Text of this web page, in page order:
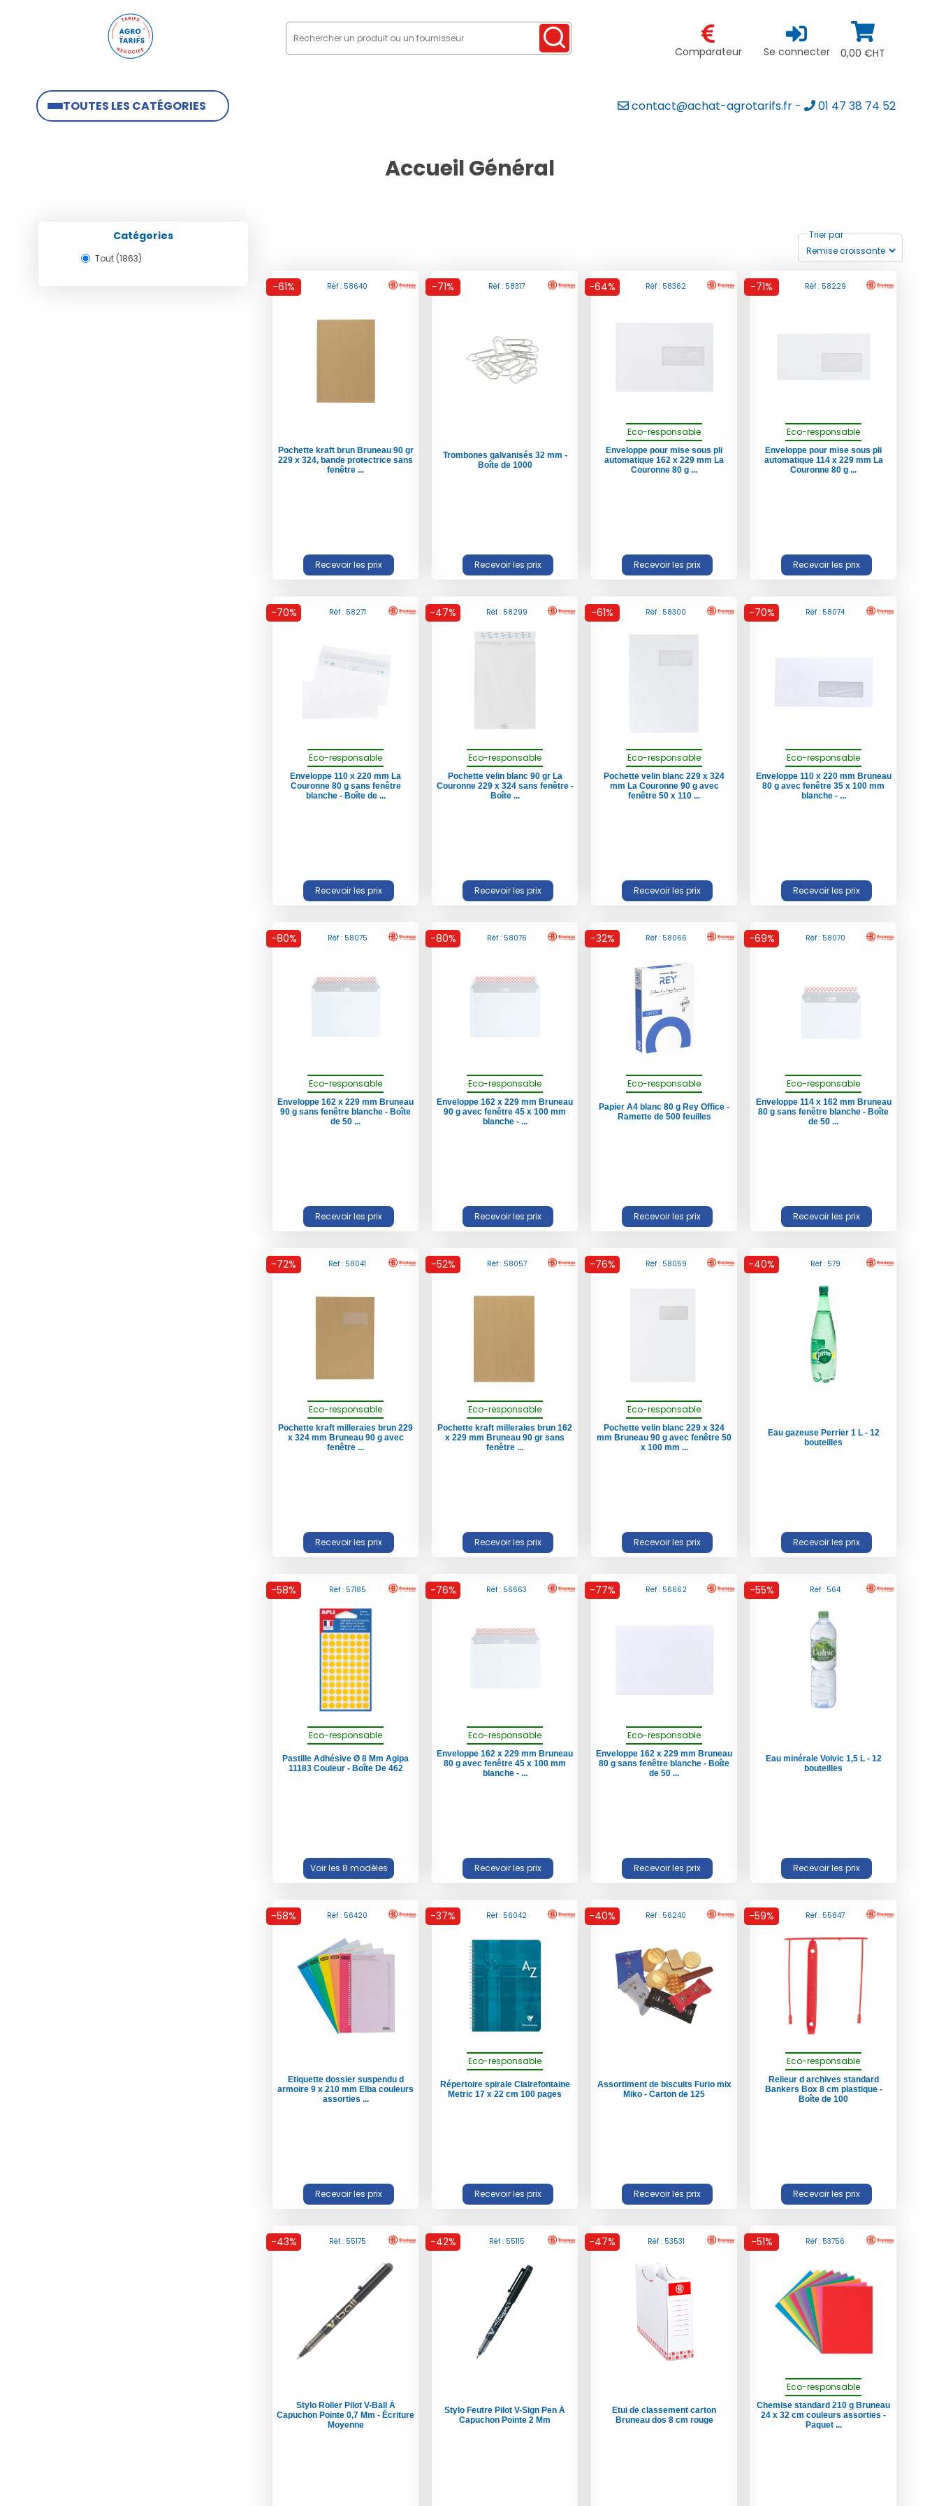
Comparateur Se connecter 0,00 €HT
TOUTES LES CATÉGORIES contact@achat-agrotarifs.fr - 01 47 38 74 52
Accueil Général
Catégories
Tout (1863)
Trier par
-61% Réf : 58640
Pochette kraft brun Bruneau 90 gr
229 x 324, bande protectrice sans
fenêtre ...
-71% Réf : 58317
Trombones galvanisés 32 mm -
Boîte de 1000
-64% Réf : 58362
Eco-responsable
Enveloppe pour mise sous pli
automatique 162 x 229 mm La
Couronne 80 g ...
-71% Réf : 58229
Eco-responsable
Enveloppe pour mise sous pli
automatique 114 x 229 mm La
Couronne 80 g ...
-70% Réf : 58271
Eco-responsable
Enveloppe 110 x 220 mm La
Couronne 80 g sans fenêtre
blanche - Boîte de ...
-47% Réf : 58299
Eco-responsable
Pochette velin blanc 90 gr La
Couronne 229 x 324 sans fenêtre -
Boîte ...
-61% Réf : 58300
Eco-responsable
Pochette velin blanc 229 x 324
mm La Couronne 90 g avec
fenêtre 50 x 110 ...
-70% Réf : 58074
Eco-responsable
Enveloppe 110 x 220 mm Bruneau
80 g avec fenêtre 35 x 100 mm
blanche - ...
-80% Réf : 58075
Eco-responsable
Enveloppe 162 x 229 mm Bruneau
90 g sans fenêtre blanche - Boîte
de 50 ...
-80% Réf : 58076
Eco-responsable
Enveloppe 162 x 229 mm Bruneau
90 g avec fenêtre 45 x 100 mm
blanche - ...
-32% Réf : 58066
Eco-responsable
Papier A4 blanc 80 g Rey Office -
Ramette de 500 feuilles
-69% Réf : 58070
Eco-responsable
Enveloppe 114 x 162 mm Bruneau
80 g sans fenêtre blanche - Boîte
de 50 ...
-72% Réf : 58041
Eco-responsable
Pochette kraft milleraies brun 229
x 324 mm Bruneau 90 g avec
fenêtre ...
-52% Réf : 58057
Eco-responsable
Pochette kraft milleraies brun 162
x 229 mm Bruneau 90 gr sans
fenêtre ...
-76% Réf : 58059
Eco-responsable
Pochette velin blanc 229 x 324
mm Bruneau 90 g avec fenêtre 50
x 100 mm ...
-40% Réf : 579
Eau gazeuse Perrier 1 L - 12
bouteilles
-58% Réf : 57185
Eco-responsable
Pastille Adhésive Ø 8 Mm Agipa
11183 Couleur - Boîte De 462
-76% Réf : 56663
Eco-responsable
Enveloppe 162 x 229 mm Bruneau
80 g avec fenêtre 45 x 100 mm
blanche - ...
-77% Réf : 56662
Eco-responsable
Enveloppe 162 x 229 mm Bruneau
80 g sans fenêtre blanche - Boîte
de 50 ...
-55% Réf : 564
Eau minérale Volvic 1,5 L - 12
bouteilles
-58% Réf : 56420
Etiquette dossier suspendu d
armoire 9 x 210 mm Elba couleurs
assorties ...
-37% Réf : 56042
Eco-responsable
Répertoire spirale Clairefontaine
Metric 17 x 22 cm 100 pages
-40% Réf : 56240
Assortiment de biscuits Furio mix
Miko - Carton de 125
-59% Réf : 55847
Eco-responsable
Relieur d archives standard
Bankers Box 8 cm plastique -
Boîte de 100
-43% Réf : 55175
Stylo Roller Pilot V-Ball À
Capuchon Pointe 0,7 Mm - Écriture
Moyenne
-42% Réf : 55115
Stylo Feutre Pilot V-Sign Pen À
Capuchon Pointe 2 Mm
-47% Réf : 53531
Etui de classement carton
Bruneau dos 8 cm rouge
-51% Réf : 53756
Eco-responsable
Chemise standard 210 g Bruneau
24 x 32 cm couleurs assorties -
Paquet ...